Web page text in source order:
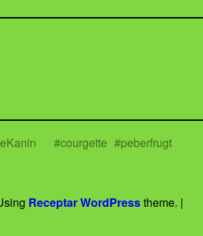
courgette
peberfrugt
ReceptarWordPresstheme. |